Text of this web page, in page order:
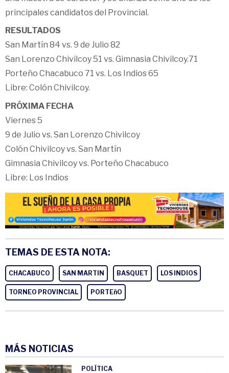
principales candidatos del Provincial.
RESULTADOS
San Martín 84 vs. 9 de Julio 82
San Lorenzo Chivilcoy 51 vs. Gimnasia Chivilcoy.71
Porteño Chacabuco 71 vs. Los Indios 65
Libre: Colón Chivilcoy.
PRÓXIMA FECHA
Viernes 5
9 de Julio vs. San Lorenzo Chivilcoy
Colón Chivilcoy vs. San Martín
Gimnasia Chivilcoy vs. Porteño Chacabuco
Libre: Los Indios
TEMAS DE ESTA NOTA:
CHACABUCO SAN MARTIN BASQUET LOS INDIOS
TORNEO PROVINCIAL PORTEñO
MÁS NOTICIAS
POLÍTICA